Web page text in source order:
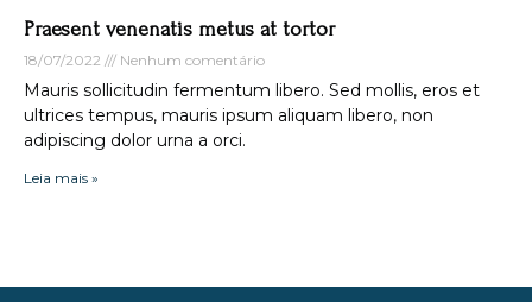
Praesent venenatis metus at tortor
18/07/2022 Nenhum comentário
Mauris sollicitudin fermentum libero. Sed mollis, eros et
ultrices tempus, mauris ipsum aliquam libero, non
adipiscing dolor urna a orci.
Leia mais »